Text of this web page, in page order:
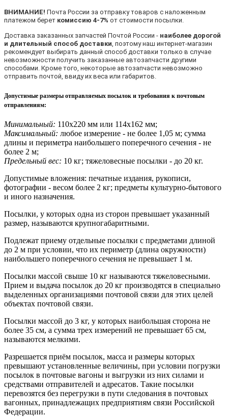
ВНИМАНИЕ! Почта России за отправку товаров с наложенным
платежом берет комиссию 4-7% от стоимости посылки.
Доставка заказанных запчастей Почтой России - наиболее дорогой
и длительный способ доставки , поэтому наш интернет-магазин
рекомендует выбирать данный способ доставки только в случае
невозможности получить заказанные автозапчасти другими
способами. Кроме того, некоторые автозапчасти невозможно
отправить почтой, ввиду их веса или габаритов.
Допустимые размеры отправляемых посылок и требования к почтовым
отправлениям:
Минимальный: 110х220 мм или 114х162 мм;
Максимальный: любое измерение - не более 1,05 м; сумма
длины и периметра наибольшего поперечного сечения - не
более 2 м;
Предельный вес: 10 кг; тяжеловесные посылки - до 20 кг.
Допустимые вложения: печатные издания, рукописи,
фотографии - весом более 2 кг; предметы культурно-бытового
и иного назначения.
Посылки, у которых одна из сторон превышает указанный
размер, называются крупногабаритными.
Подлежат приему отдельные посылки с предметами длиной
до 2 м при условии, что их периметр (длина окружности)
наибольшего поперечного сечения не превышает 1 м.
Посылки массой свыше 10 кг называются тяжеловесными.
Прием и выдача посылок до 20 кг производятся в специально
выделенных организациями почтовой связи для этих целей
объектах почтовой связи.
Посылки массой до 3 кг, у которых наибольшая сторона не
более 35 см, а сумма трех измерений не превышает 65 см,
называются мелкими.
Разрешается приём посылок, масса и размеры которых
превышают установленные величины, при условии погрузки
посылок в почтовые вагоны и выгрузки из них силами и
средствами отправителей и адресатов. Такие посылки
перевозятся без перегрузки в пути следования в почтовых
вагонных, принадлежащих предприятиям связи Российской
Федерации.